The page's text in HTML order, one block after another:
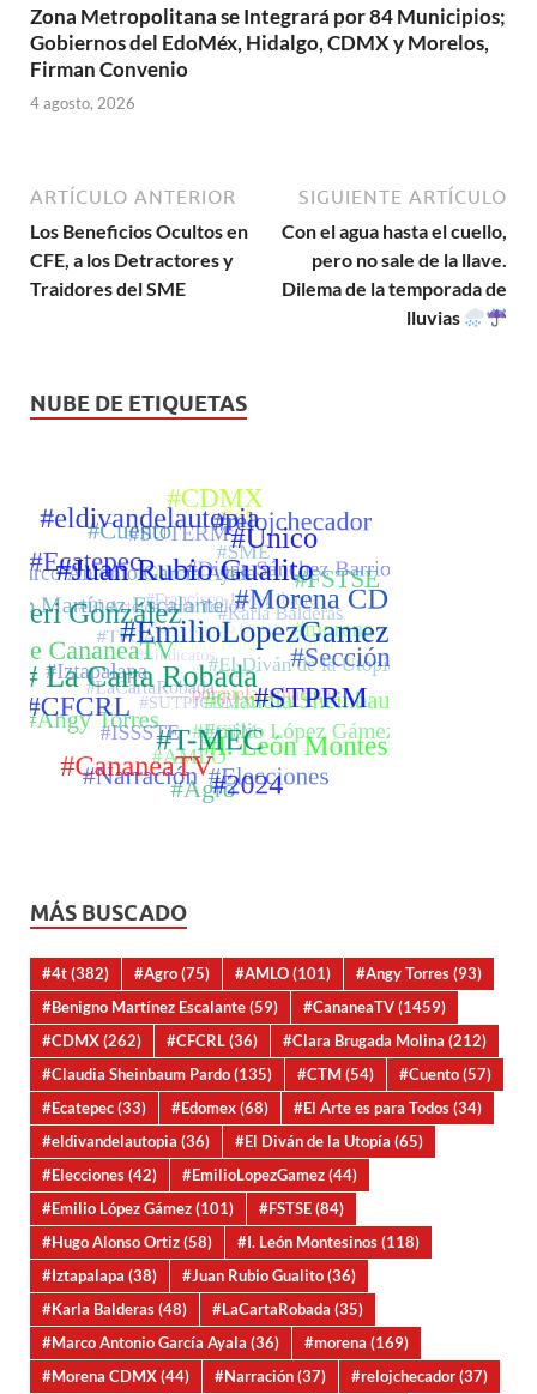
Zona Metropolitana se Integrará por 84 Municipios;
Gobiernos del EdoMéx, Hidalgo, CDMX y Morelos,
Firman Convenio
4 agosto, 2026
ARTÍCULO ANTERIOR
Los Beneficios Ocultos en
CFE, a los Detractores y
Traidores del SME
SIGUIENTE ARTÍCULO
Con el agua hasta el cuello,
pero no sale de la llave.
Dilema de la temporada de
lluvias
NUBE DE ETIQUETAS
MÁS BUSCADO
#4t(382) #Agro(75) #AMLO(101) #Angy Torres(93)
#Benigno Martínez Escalante(59) #CananeaTV(1459)
#CDMX(262) #CFCRL(36) #Clara Brugada Molina (212)
#Claudia Sheinbaum Pardo(135) #CTM(54) #Cuento(57)
#Ecatepec(33) #Edomex(68) #El Arte es para Todos(34)
#eldivandelautopia (36) #El Diván de la Utopía (65)
#Elecciones(42) #EmilioLopezGamez(44)
#Emilio López Gámez(101) #FSTSE(84)
#Hugo Alonso Ortiz(58) #I. León Montesinos(118)
#Iztapalapa (38) #Juan Rubio Gualito(36)
#Karla Balderas(48) #LaCartaRobada (35)
#Marco Antonio García Ayala (36) #morena (169)
#Morena CDMX(44) #Narración(37) #relojchecador(37)